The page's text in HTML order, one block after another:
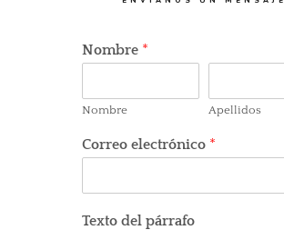
Nombre *
Nombre Apellidos
Correo electrónico *
Texto del párrafo